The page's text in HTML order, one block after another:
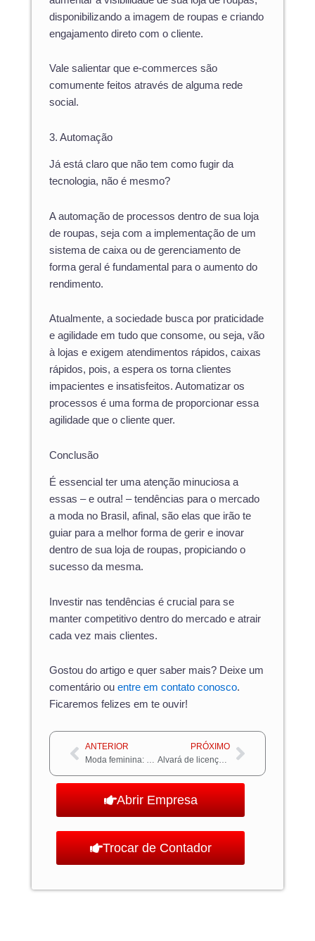
disponibilizando a imagem de roupas e criando
engajamento direto com o cliente.
Vale salientar que e-commerces são
comumente feitos através de alguma rede
social.
3. Automação
Já está claro que não tem como fugir da
tecnologia, não é mesmo?
A automação de processos dentro de sua loja
de roupas, seja com a implementação de um
sistema de caixa ou de gerenciamento de
forma geral é fundamental para o aumento do
rendimento.
Atualmente, a sociedade busca por praticidade
e agilidade em tudo que consome, ou seja, vão
à lojas e exigem atendimentos rápidos, caixas
rápidos, pois, a espera os torna clientes
impacientes e insatisfeitos. Automatizar os
processos é uma forma de proporcionar essa
agilidade que o cliente quer.
Conclusão
É essencial ter uma atenção minuciosa a
essas – e outra! – tendências para o mercado
a moda no Brasil, afinal, são elas que irão te
guiar para a melhor forma de gerir e inovar
dentro de sua loja de roupas, propiciando o
sucesso da mesma.
Investir nas tendências é crucial para se
manter competitivo dentro do mercado e atrair
cada vez mais clientes.
Gostou do artigo e quer saber mais? Deixe um
comentário ou entre em contato conosco.
Ficaremos felizes em te ouvir!
Anterior
ANTERIOR
PRÓXIMOPróximo
Abrir Empresa
Trocar de Contador